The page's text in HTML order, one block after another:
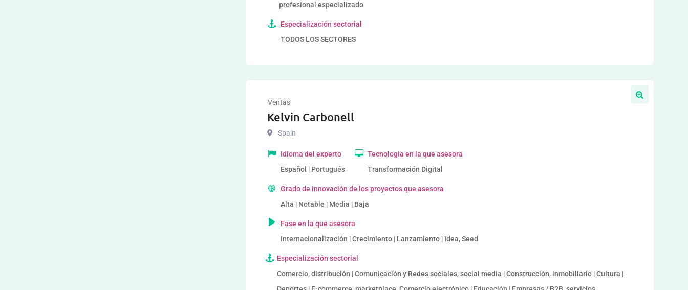
profesional especializado
Especialización sectorial
TODOS LOS SECTORES
Ventas
Kelvin Carbonell
Spain
Idioma del experto
Español | Portugués
Tecnología en la que asesora
Transformación Digital
Grado de innovación de los proyectos que asesora
Alta | Notable | Media | Baja
Fase en la que asesora
Internacionalización | Crecimiento | Lanzamiento | Idea, Seed
Especialización sectorial
Comercio, distribución | Comunicación y Redes sociales, social media | Construcción, inmobiliario | Cultura |